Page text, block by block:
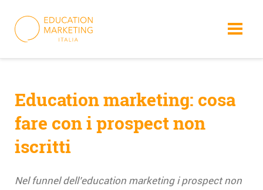
content
Education marketing: cosa
fare con i prospect non
iscritti
Nel funnel dell’education marketing i prospect non